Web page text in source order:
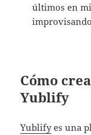
últimos en
improvisando
Cómo
Yublify
Yublifyes una